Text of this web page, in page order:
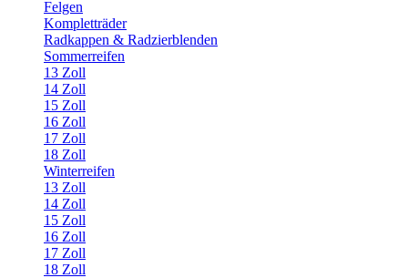
Felgen
Kompletträder
Radkappen & Radzierblenden
Sommerreifen
13 Zoll
14 Zoll
15 Zoll
16 Zoll
17 Zoll
18 Zoll
Winterreifen
13 Zoll
14 Zoll
15 Zoll
16 Zoll
17 Zoll
18 Zoll